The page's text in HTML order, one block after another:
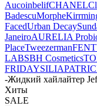
AucoinbelifCHANEL
BadescuMorphe
FacedUrban Decay
JaneiroAURELIA
PlaceTweezerman
LABSBH Cosmetics
FRIDAYSILIA
-Жидкий хайлайтер
Хиты
SALE